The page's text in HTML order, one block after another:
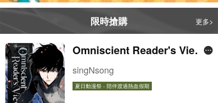
限時搶購 更多>
Omniscient Reader's Viewp
oint, Vol. 1
singNsong
夏日動漫祭 - 陪伴渡過熱血假期